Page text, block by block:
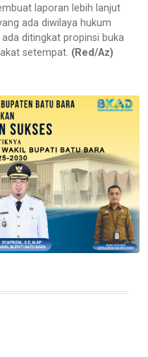
laporan lebih lanjut
ada diwilaya hukum
ditingkat propinsi buka
setempat. (Red/Az)